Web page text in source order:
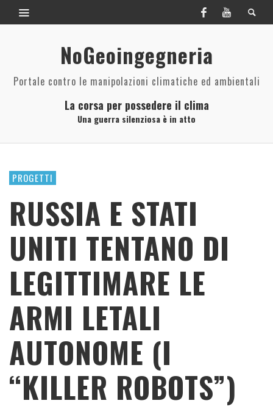
NoGeoingegneria
Portale contro le manipolazioni climatiche ed ambientali
La corsa per possedere il clima
Una guerra silenziosa è in atto
PROGETTI
RUSSIA E STATI
UNITI TENTANO DI
LEGITTIMARE LE
ARMI LETALI
AUTONOME (I
“KILLER ROBOTS”)